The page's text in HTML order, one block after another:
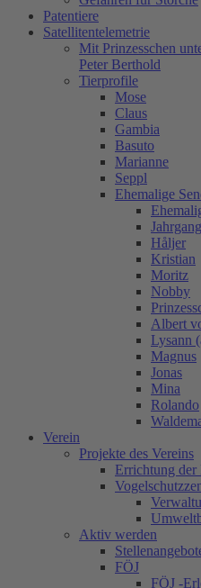
Patentiere
Satellitentelemetrie
Mit Prinzesschen
Peter Berthold
Tierprofile
Mose
Claus
Gambia
Basuto
Marianne
Seppl
Ehemalige
Håljer
Kristian
Moritz
Nobby
Albert
Lysann
Magnus
Jonas
Mina
Rolando
Verein
Projekte des Vereins
Errichtung der
Aktiv werden
FÖJ
FÖJ -